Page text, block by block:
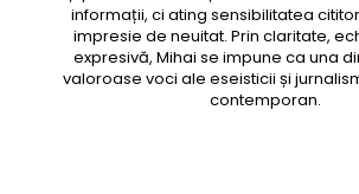
informații, ci ating sensibilitatea
impresie de neuitat. Prin claritate,
expresivă, Mihai se impune ca una
valoroase voci ale eseisticii și
contemporan.